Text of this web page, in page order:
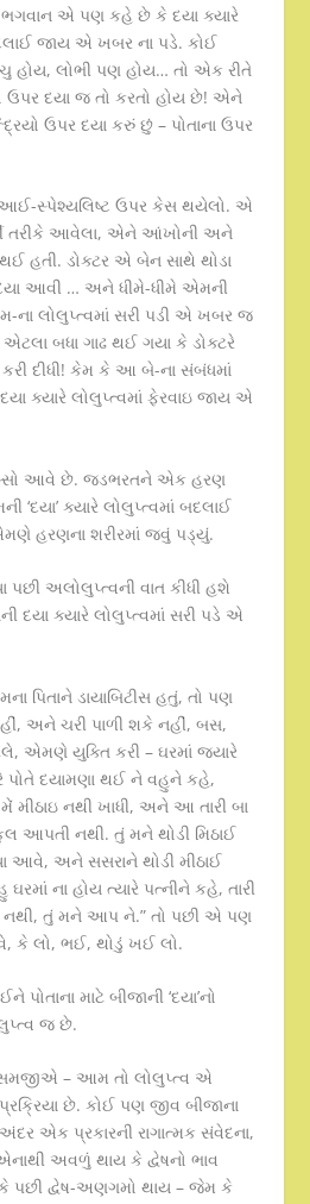
એ પણ કહે છે કે દયા ક્યારે
જાય એ ખબર ના પડે. કોઈ
હોય, લોભી પણ હોય… તો એક રીતે
ઉપર દયા જ તો કરતો હોય છે! એને
ઉપર દયા કરું છું – પોતાના ઉપર
આઈ-સ્પેશ્યલિષ્ટ ઉપર કેસ થયેલો. એ
તરીકે આવેલા, એને આંખોની અને
હતી. ડોક્ટર એ બેન સાથે થોડા
આવી … અને ધીમે-ધીમે એમની
ના લોલુપ્ત્વમાં સરી પડી એ ખબર જ
બધા ગાઢ થઈ ગયા કે ડોક્ટરે
દીધી! કેમ કે આ બે-ના સંબંધમાં
ક્યારે લોલુપ્ત્વમાં ફેરવાઇ જાય એ
આવે છે. જડભરતને એક હરણ
ક્યારે લોલુપ્ત્વમાં બદલાઈ
હરણના શરીરમાં જવું પડ્યું.
અલોલુપ્ત્વની વાત કીધી હશે
દયા ક્યારે લોલુપ્ત્વમાં સરી પડે એ
પિતાને ડાયાબિટીસ હતું, તો પણ
અને ચરી પાળી શકે નહીં, બસ,
એમણે યુક્તિ કરી – ઘરમાં જ્યારે
પોતે દયામણા થઈ ને વહુને કહે,
મીઠાઇ નથી ખાધી, અને આ તારી બા
આપતી નથી. તું મને થોડી મિઠાઈ
અને સસરાને થોડી મીઠાઈ
ઘરમાં ના હોય ત્યારે પત્નીને કહે, તારી
તું મને આપ ને.” તો પછી એ પણ
કે લો, ભઈ, થોડું ખઈ લો.
માટે બીજાની ‘દયા’નો
જ છે.
– આમ તો લોલુપ્ત્વ એ
છે. કોઈ પણ જીવ બીજાના
એક પ્રકારની રાગાત્મક સંવેદના,
અવળું થાય કે દ્વેષનો ભાવ
પછી દ્વેષ-અણગમો થાય – જેમ કે